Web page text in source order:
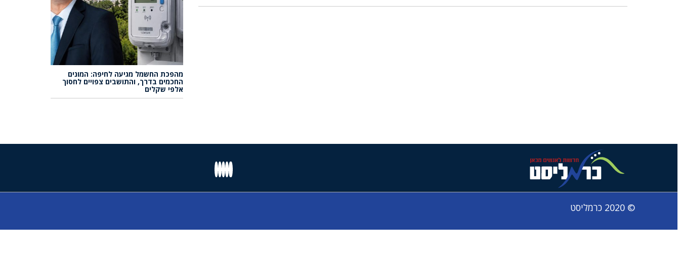
מהפכת החשמל מגיעה לחיפה: המונים
החכמים בדרך, והתושבים צפויים לחסוך
אלפי שקלים
© 2020 כרמליסט